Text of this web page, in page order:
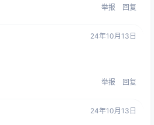
举报 回复
24年10月13日
举报 回复
24年10月13日